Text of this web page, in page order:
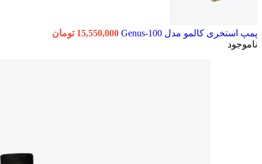
پمپ استخری کالمو مدل Genus-100 15,550,000 تومان
ناموجود